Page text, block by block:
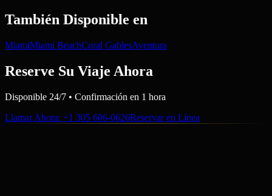
También Disponible en
MiamiMiami BeachCoral GablesAventura
Reserve Su Viaje Ahora
Disponible 24/7 • Confirmación en 1 hora
Llamar Ahora: +1 305 606-0626Reservar en Línea